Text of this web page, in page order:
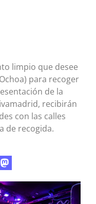
limpio que desee
para recoger
de la
recibirán
con las calles
de recogida.